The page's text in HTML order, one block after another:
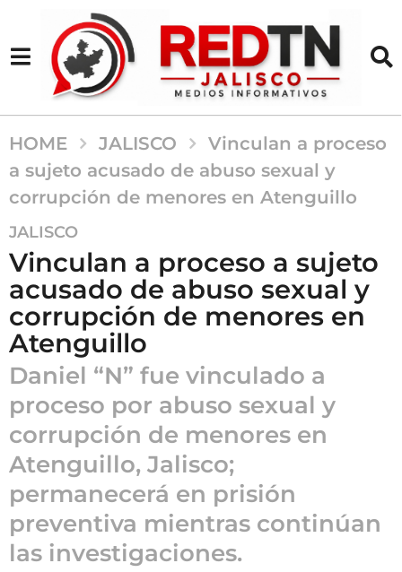
HOME JALISCO
Vinculan a proceso
a sujeto acusado de abuso sexual y
corrupción de menores en Atenguillo
1
a
ñ
o
a
g
o
a
ñ
o
a
g
o
JALISCO
Vinculan a proceso a sujeto
acusado de abuso sexual y
corrupción de menores en
Atenguillo
Daniel “N” fue vinculado a
proceso por abuso sexual y
corrupción de menores en
Atenguillo, Jalisco;
permanecerá en prisión
preventiva mientras continúan
las investigaciones.